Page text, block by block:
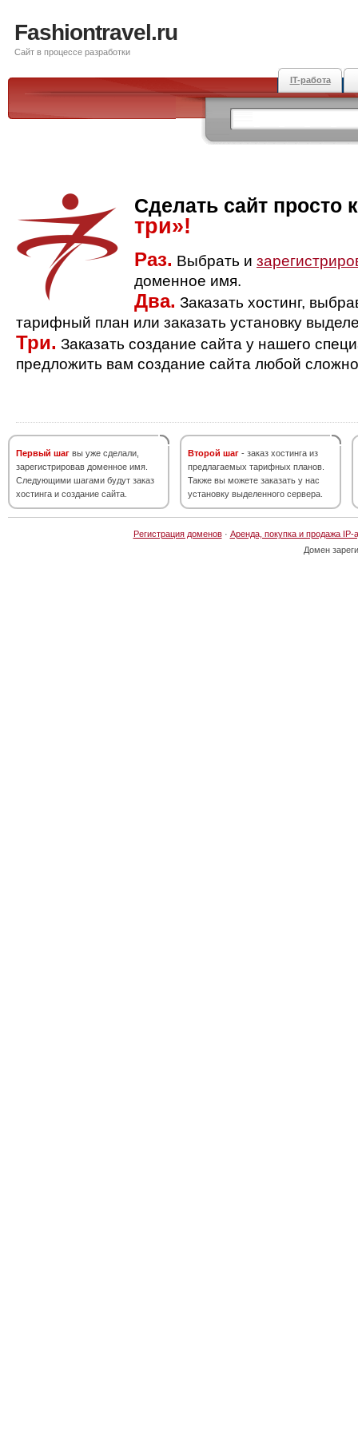
Fashiontravel.ru
Сайт в процессе разработки
IT-работа
Сделать сайт просто
три»!
Раз. Выбрать и
доменное имя.
Два. Заказать хостинг,
тарифный план или заказать установку
Три. Заказать создание сайта у нашего
предложить вам создание сайта любой
Первый шаг вы уже сделали,
зарегистрировав доменное имя.
Следующими шагами будут заказ
хостинга и создание сайта.
Второй шаг - заказ хостинга из
предлагаемых тарифных планов.
Также вы можете заказать у нас
установку выделенного сервера.
Регистрация доменов· Аренда, покупка и продажа IP-
Домен